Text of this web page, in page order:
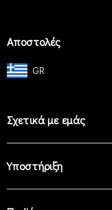
Αποστολές
GR
Σχετικά με εμάς
Υποστήριξη